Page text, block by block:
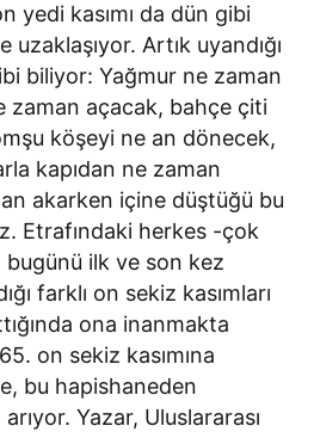
yedi kasımı da dün gibi
Artık uyandığı
biliyor: Yağmur ne zaman
zaman açacak, bahçe çiti
köşeyi ne an dönecek,
kapıdan ne zaman
akarken içine düştüğü bu
Etrafındaki herkes -çok
bugünü ilk ve son kez
farklı on sekiz kasımları
ona inanmakta
on sekiz kasımına
bu hapishaneden
Yazar, Uluslararası